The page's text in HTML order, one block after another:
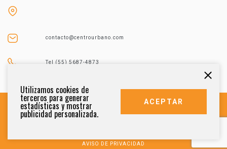
contacto@centrourbano.com
Tel (55) 5687-4873
AVISO DE PRIVACIDAD
Utilizamos cookies de
terceros para generar
estadísticas y mostrar
publicidad personalizada.
ACEPTAR